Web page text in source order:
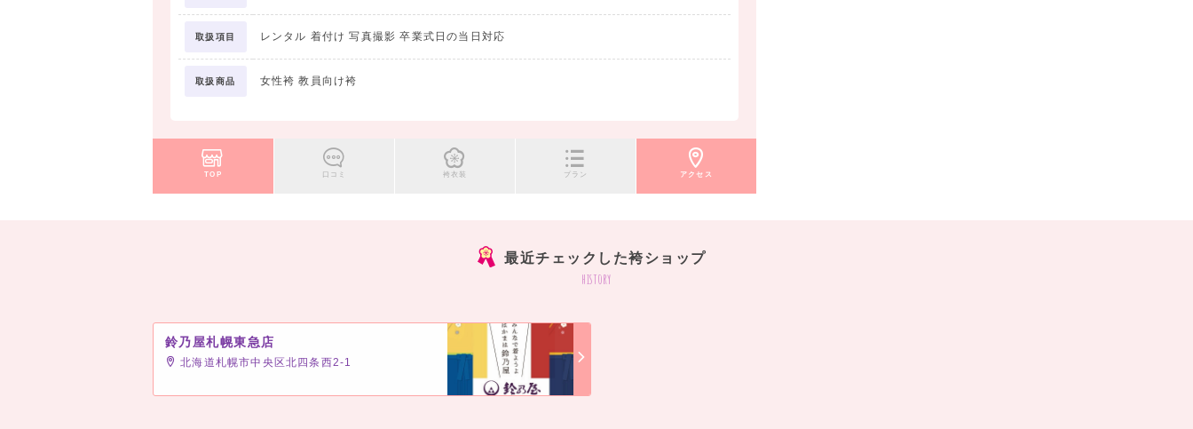
取扱項目 レンタル 着付け 写真撮影 卒業式日の当日対応
取扱商品 女性袴 教員向け袴
TOP 口コミ 袴衣装 プラン アクセス
最近チェックした袴ショップ
history
鈴乃屋札幌東急店
北海道札幌市中央区北四条西2-1